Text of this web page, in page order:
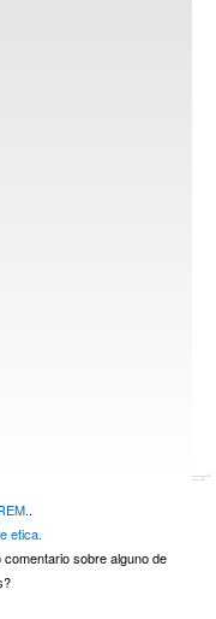
.
etica.
sobre alguno de